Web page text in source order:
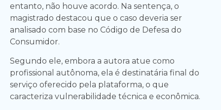
entanto, não houve acordo. Na sentença, o
magistrado destacou que o caso deveria ser
analisado com base no Código de Defesa do
Consumidor.
Segundo ele, embora a autora atue como
profissional autônoma, ela é destinatária final do
serviço oferecido pela plataforma, o que
caracteriza vulnerabilidade técnica e econômica.